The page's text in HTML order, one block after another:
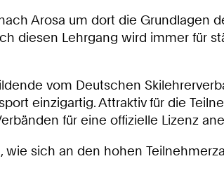
Arosa um dort die Grundlagen
diesen Lehrgang wird immer für
vom Deutschen
einzigartig. Attraktiv für die
für eine offizielle Lizenz
sich an den hohen